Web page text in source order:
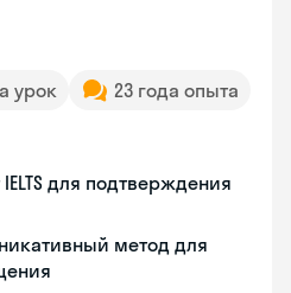
урок
23 года опыта
для подтверждения
метод для